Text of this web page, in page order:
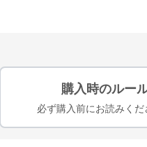
購入時のルー
必ず購入前にお読みくだ